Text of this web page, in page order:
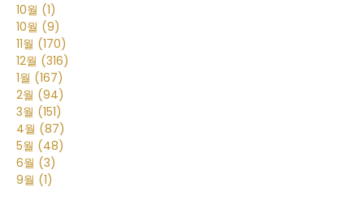
10월 (1)
10월 (9)
11월 (170)
12월 (316)
1월 (167)
2월 (94)
3월 (151)
4월 (87)
5월 (48)
6월 (3)
9월 (1)